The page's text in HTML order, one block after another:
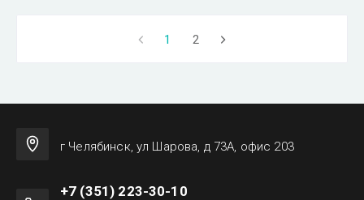
1 2
г Челябинск, ул Шарова, д 73А, офис 203
+7 (351) 223-30-10